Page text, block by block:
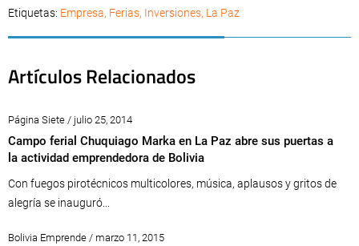
Etiquetas: Empresa, Ferias, Inversiones, La Paz
Artículos Relacionados
Página Siete / julio 25, 2014
Campo ferial Chuquiago Marka en La Paz abre sus puertas a
la actividad emprendedora de Bolivia
Con fuegos pirotécnicos multicolores, música, aplausos y gritos de
alegría se inauguró...
Bolivia Emprende / marzo 11, 2015